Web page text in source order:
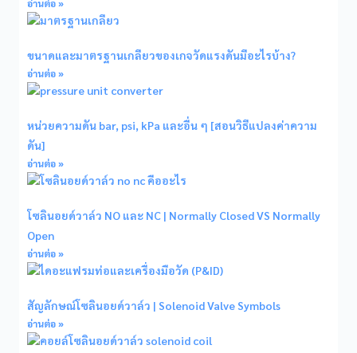
อ่านต่อ »
ขนาดและมาตรฐานเกลียวของเกจวัดแรงดันมีอะไรบ้าง?
อ่านต่อ »
หน่วยความดัน bar, psi, kPa และอื่น ๆ [สอนวิธีแปลงค่าความ
ดัน]
อ่านต่อ »
โซลินอยด์วาล์ว NO และ NC | Normally Closed VS Normally
Open
อ่านต่อ »
สัญลักษณ์โซลินอยด์วาล์ว | Solenoid Valve Symbols
อ่านต่อ »